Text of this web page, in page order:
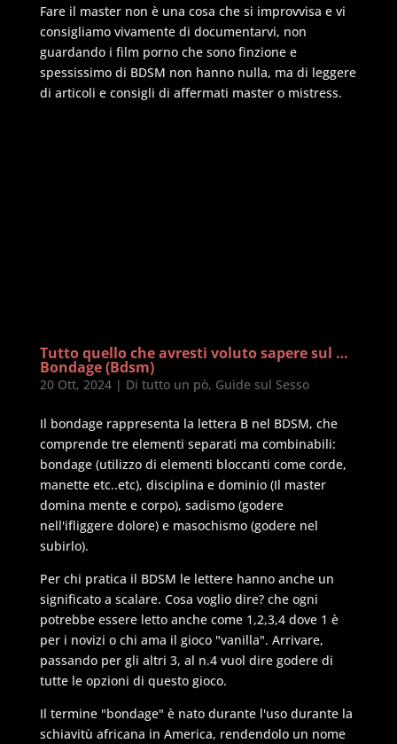
Fare il master non è una cosa che si improvvisa e vi
consigliamo vivamente di documentarvi, non
guardando i film porno che sono finzione e
spessissimo di BDSM non hanno nulla, ma di leggere
di articoli e consigli di affermati master o mistress.
Tutto quello che avresti voluto sapere sul …
Bondage (Bdsm)
20 Ott, 2024| Di tutto un pò, Guide sul Sesso
Il bondage rappresenta la lettera B nel BDSM, che
comprende tre elementi separati ma combinabili:
bondage (utilizzo di elementi bloccanti come corde,
manette etc..etc), disciplina e dominio (Il master
domina mente e corpo), sadismo (godere
nell'ifliggere dolore) e masochismo (godere nel
subirlo).
Per chi pratica il BDSM le lettere hanno anche un
significato a scalare. Cosa voglio dire? che ogni
potrebbe essere letto anche come 1,2,3,4 dove 1 è
per i novizi o chi ama il gioco "vanilla". Arrivare,
passando per gli altri 3, al n.4 vuol dire godere di
tutte le opzioni di questo gioco.
Il termine "bondage" è nato durante l'uso durante la
schiavitù africana in America, rendendolo un nome